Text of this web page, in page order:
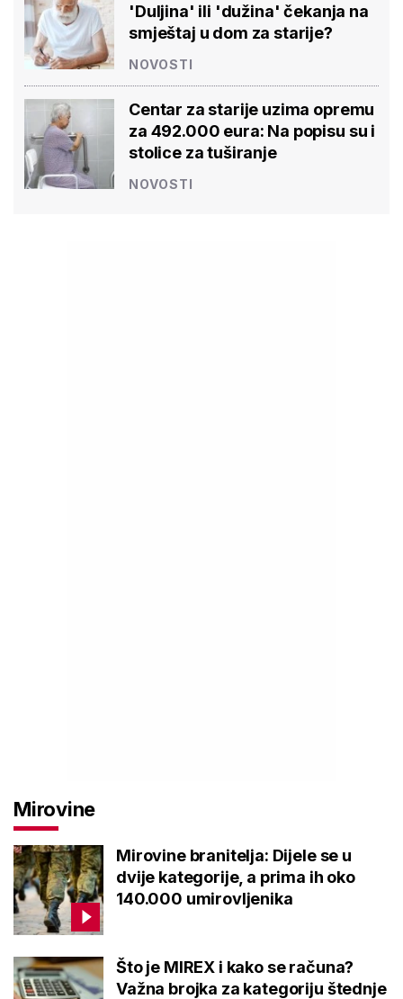
'Duljina' ili 'dužina' čekanja na
smještaj u dom za starije?
NOVOSTI
Centar za starije uzima opremu
za 492.000 eura: Na popisu su i
stolice za tuširanje
NOVOSTI
Mirovine
Mirovine branitelja: Dijele se u
dvije kategorije, a prima ih oko
140.000 umirovljenika
Što je MIREX i kako se računa?
Važna brojka za kategoriju štednje